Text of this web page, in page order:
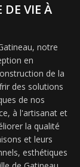
DE VIE À
notre
en
de la
des solutions
de nos
à l'artisanat et
la qualité
et leurs
esthétiques